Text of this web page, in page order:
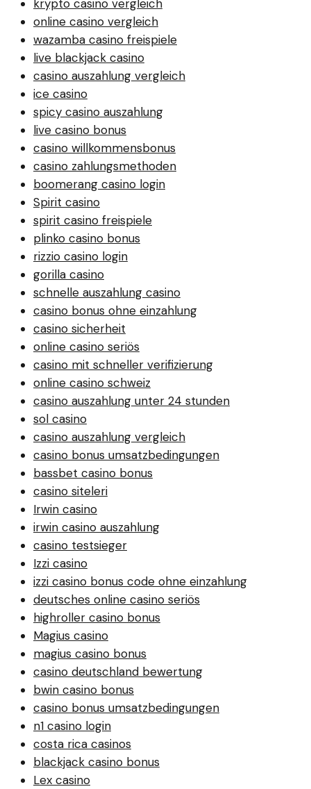
krypto casino vergleich
online casino vergleich
wazamba casino freispiele
live blackjack casino
casino auszahlung vergleich
ice casino
spicy casino auszahlung
live casino bonus
casino willkommensbonus
casino zahlungsmethoden
boomerang casino login
Spirit casino
spirit casino freispiele
plinko casino bonus
rizzio casino login
gorilla casino
schnelle auszahlung casino
casino bonus ohne einzahlung
casino sicherheit
online casino seriös
casino mit schneller verifizierung
online casino schweiz
casino auszahlung unter 24 stunden
sol casino
casino auszahlung vergleich
casino bonus umsatzbedingungen
bassbet casino bonus
casino siteleri
Irwin casino
irwin casino auszahlung
casino testsieger
Izzi casino
izzi casino bonus code ohne einzahlung
deutsches online casino seriös
highroller casino bonus
Magius casino
magius casino bonus
casino deutschland bewertung
bwin casino bonus
casino bonus umsatzbedingungen
n1 casino login
costa rica casinos
blackjack casino bonus
Lex casino